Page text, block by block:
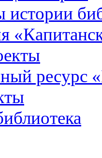
истории
ресурс